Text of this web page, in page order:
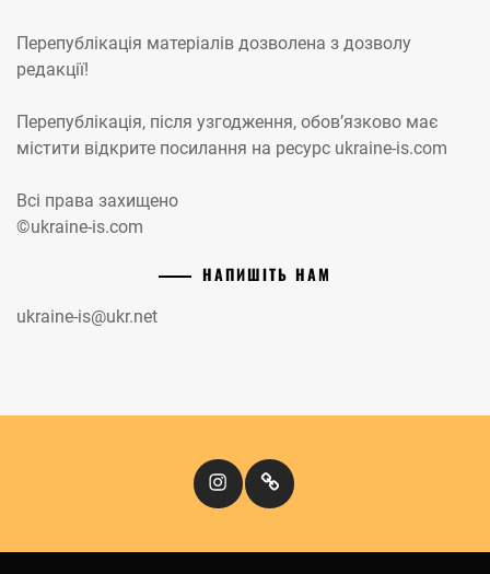
Перепублікація матеріалів дозволена з дозволу
редакції!
Перепублікація, після узгодження, обов’язково має
містити відкрите посилання на ресурс ukraine-is.com
Всі права захищено
©ukraine-is.com
НАПИШІТЬ НАМ
ukraine-is@ukr.net
InstagramКіномандри